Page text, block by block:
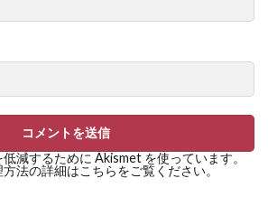
減するために Akismet を使っています。
法の詳細はこちらをご覧ください。